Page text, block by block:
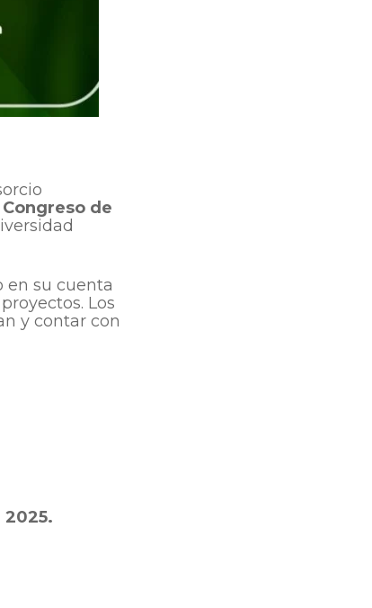
Congreso de
en su cuenta
Los
y contar con